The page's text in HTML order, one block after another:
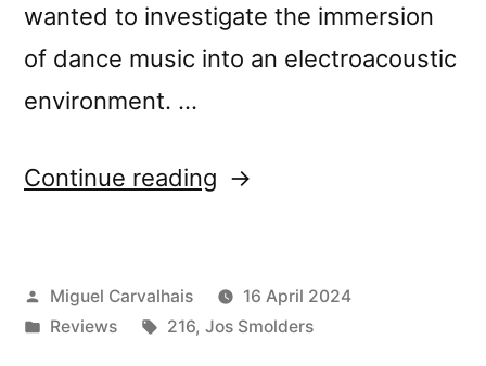
wanted to investigate the immersion
of dance music into an electroacoustic
environment. …
Continue reading “Jos
2”
Posted
by
Miguel Carvalhais
16 April 2024
Posted
Reviews Tags:
216, Jos Smolders